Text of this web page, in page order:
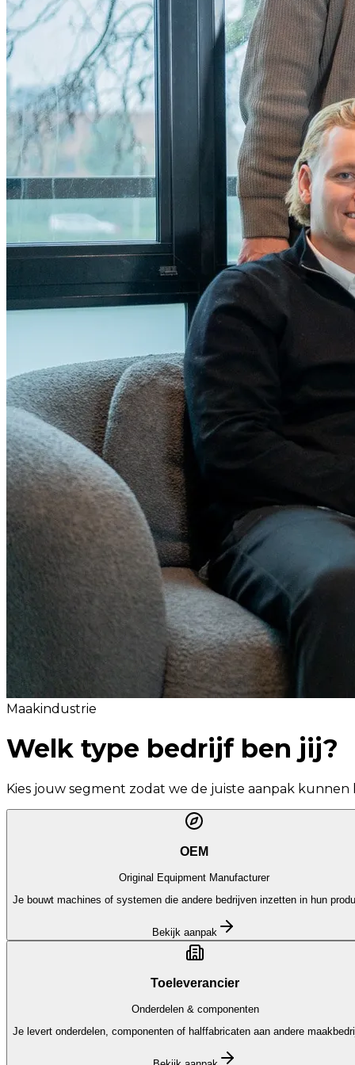
Maakindustrie
Welk type bedrijf ben jij?
Kies jouw segment zodat we de juiste aanpak kunnen
OEM
Original Equipment Manufacturer
Je bouwt machines of systemen die andere bedrijven inzetten in hun
Bekijk aanpak
Toeleverancier
Onderdelen & componenten
Je levert onderdelen, componenten of halffabricaten aan andere